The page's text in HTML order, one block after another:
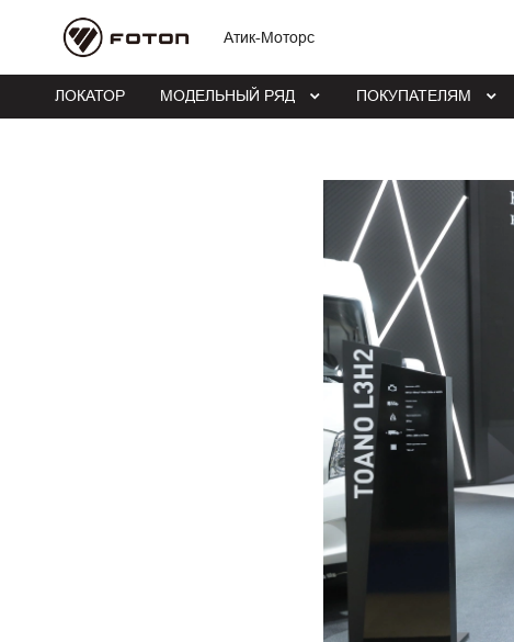
Атик-Моторс
ЛОКАТОР МОДЕЛЬНЫЙ РЯД ПОКУПАТЕЛЯМ